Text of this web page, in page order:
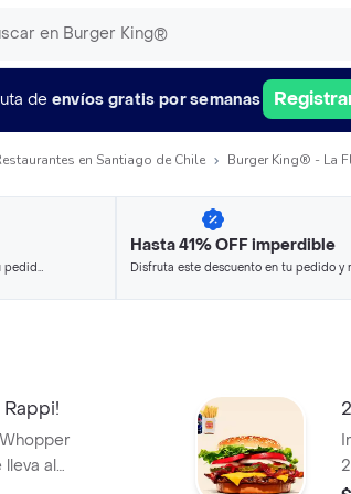
de envíos gratis por semanas
en Santiago de Chile Burger King® - La
pedido
Hasta 41% OFF imperdible
Disfruta este descuento en tu pedido y
al